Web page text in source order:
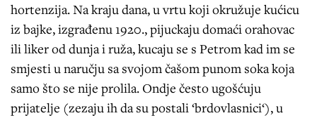
hortenzija. Na kraju dana, u vrtu koji okružuje kućicu
iz bajke, izgrađenu 1920., pijuckaju domaći orahovac
ili liker od dunja i ruža, kucaju se s Petrom kad im se
smjesti u naručju sa svojom čašom punom soka koja
samo što se nije prolila. Ondje često ugošćuju
prijatelje (zezaju ih da su postali ‘brdovlasnici‘), u